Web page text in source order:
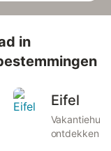
in
Eifel
ontdekken →